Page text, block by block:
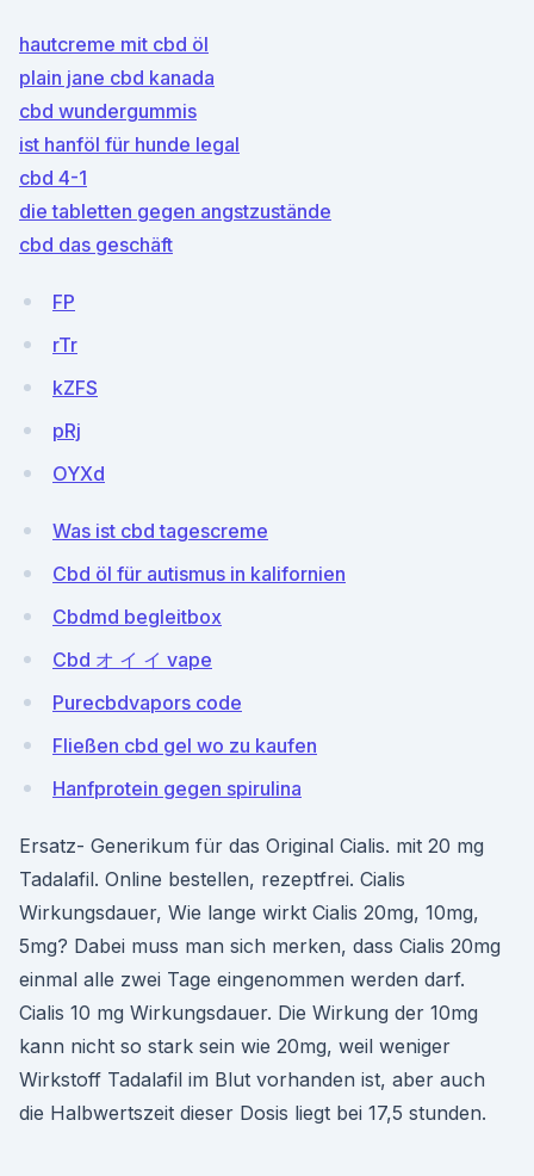
hautcreme mit cbd öl
plain jane cbd kanada
cbd wundergummis
ist hanföl für hunde legal
cbd 4-1
die tabletten gegen angstzustände
cbd das geschäft
FP
rTr
kZFS
pRj
OYXd
Was ist cbd tagescreme
Cbd öl für autismus in kalifornien
Cbdmd begleitbox
Cbd オ イ イ vape
Purecbdvapors code
Fließen cbd gel wo zu kaufen
Hanfprotein gegen spirulina
Ersatz- Generikum für das Original Cialis. mit 20 mg
Tadalafil. Online bestellen, rezeptfrei. Cialis
Wirkungsdauer, Wie lange wirkt Cialis 20mg, 10mg,
5mg? Dabei muss man sich merken, dass Cialis 20mg
einmal alle zwei Tage eingenommen werden darf.
Cialis 10 mg Wirkungsdauer. Die Wirkung der 10mg
kann nicht so stark sein wie 20mg, weil weniger
Wirkstoff Tadalafil im Blut vorhanden ist, aber auch
die Halbwertszeit dieser Dosis liegt bei 17,5 stunden.